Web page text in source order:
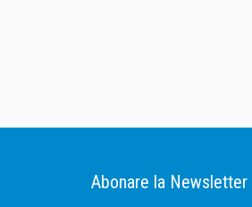
Abonare la Newsletter